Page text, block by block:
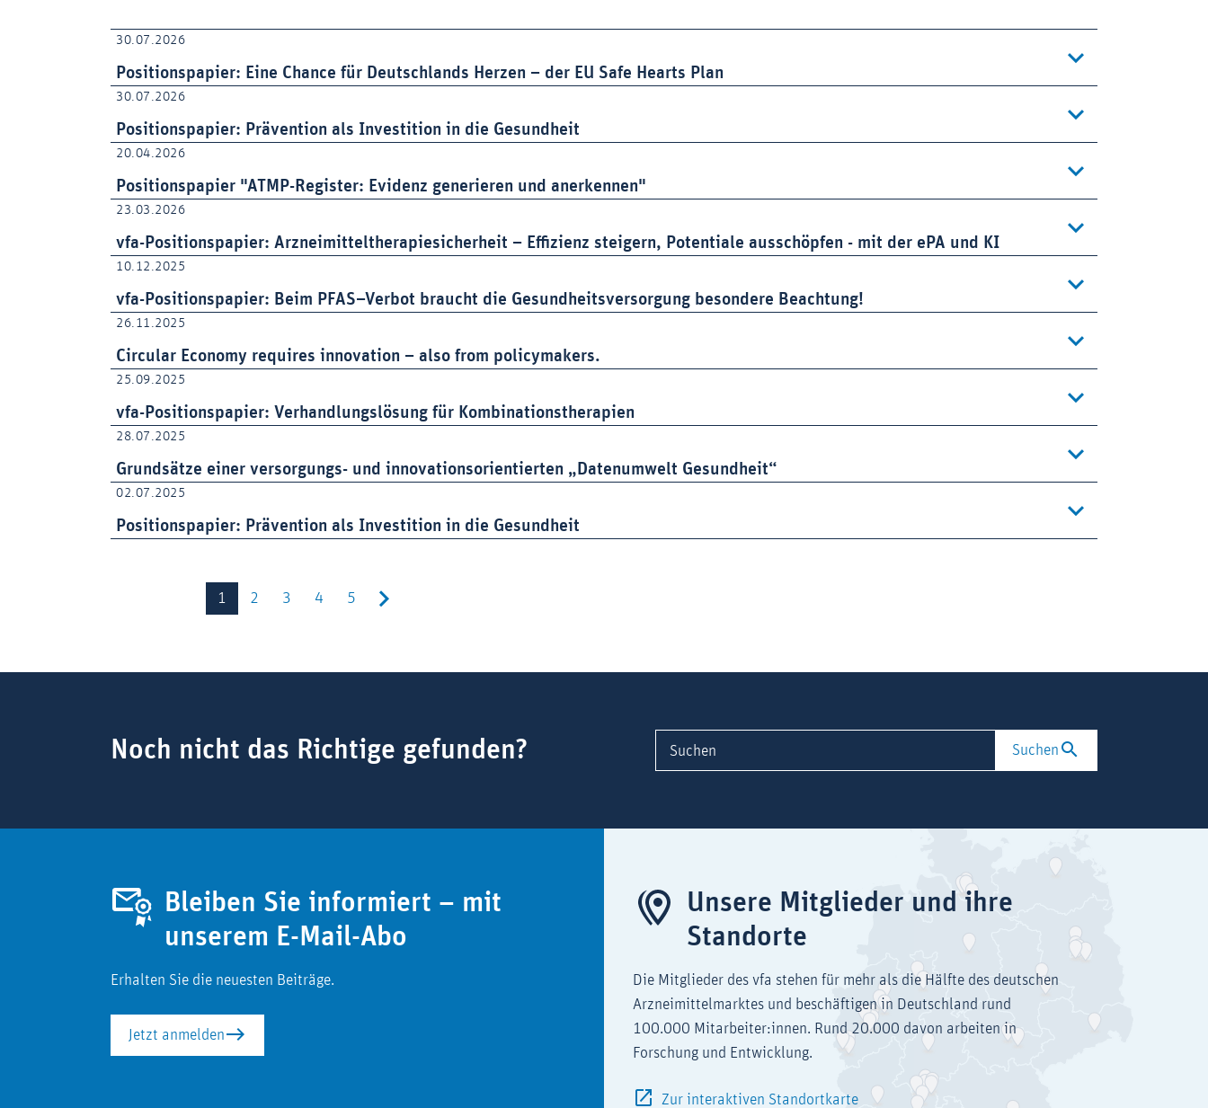
30.07.2026
Positionspapier: Eine Chance für Deutschlands Herzen – der EU Safe Hearts Plan
30.07.2026
Positionspapier: Prävention als Investition in die Gesundheit
20.04.2026
Positionspapier "ATMP-Register: Evidenz generieren und anerkennen"
23.03.2026
vfa-Positionspapier: Arzneimitteltherapiesicherheit – Effizienz steigern, Potentiale ausschöpfen - mit der ePA und KI
10.12.2025
vfa-Positionspapier: Beim PFAS–Verbot braucht die Gesundheitsversorgung besondere Beachtung!
26.11.2025
Circular Economy requires innovation – also from policymakers.
25.09.2025
vfa-Positionspapier: Verhandlungslösung für Kombinationstherapien
28.07.2025
Grundsätze einer versorgungs- und innovationsorientierten „Datenumwelt Gesundheit“
02.07.2025
Positionspapier: Prävention als Investition in die Gesundheit
1 2 3 4 5
Noch nicht das Richtige gefunden? Suchen Suchen
Bleiben Sie informiert – mit
unserem E-Mail-Abo
Erhalten Sie die neuesten Beiträge.
Jetzt anmelden
Unsere Mitglieder und ihre
Standorte
Die Mitglieder des vfa stehen für mehr als die Hälfte des deutschen
Arzneimittelmarktes und beschäftigen in Deutschland rund
100.000 Mitarbeiter:innen. Rund 20.000 davon arbeiten in
Forschung und Entwicklung.
Zur interaktiven Standortkarte